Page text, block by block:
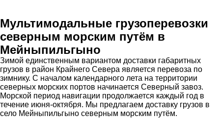
Мультимодальные грузоперевозки
северным морским путём в
Мейныпильгыно
Зимой единственным вариантом доставки габаритных
грузов в район Крайнего Севера является перевоза по
зимнику. С началом календарного лета на территории
северных морских портов начинается Северный завоз.
Морской период навигации продолжается каждый год в
течение июня-октября. Мы предлагаем доставку грузов в
село Мейныпильгыно северным морским путём.